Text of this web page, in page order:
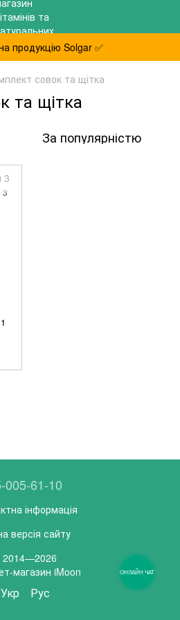
продукцію Solgar ✅
совок та щітка
та щітка
За популярністю
005-61-10
інформація
версія сайту
магазин iMoon
Укр Рус
ОНЛАЙН ЧАТ